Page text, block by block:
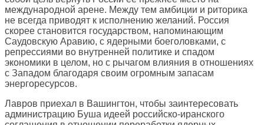
международной арене. Между тем амбиции и риторика
не всегда приводят к исполнению желаний. Россия
скорее становится государством, напоминающим
Саудовскую Аравию, с ядерными боеголовками, с
репрессиями во внутренней политике и спадом
экономики в целом, но с рычагом влияния в отношениях
с Западом благодаря своим огромным запасам
энергоресурсов.
Лавров приехал в Вашингтон, чтобы заинтересовать
администрацию Буша идеей российско-иранского